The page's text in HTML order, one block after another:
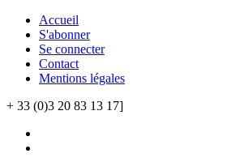
Accueil
S'abonner
Se connecter
Contact
Mentions légales
+ 33 (0)3 20 83 13 17]